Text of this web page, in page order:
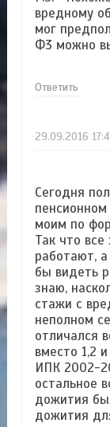
вредному
мог
Ф3 можно
Ответить
29.09.2016
Сегодня
моим по
Так что
работают, а
бы видеть
знаю,
стажи с
неполном
отличался
вместо 1,2
ИПК 2002-
остальное
дожития
дожития